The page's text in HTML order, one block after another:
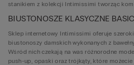
stanikiem z kolekcji Intimissimi tworząc
BIUSTONOSZE KLASYCZNE
Sklep internetowy Intimissimi oferuje
biustonoszy damskich wykonanych z
Wśród nich czekają na was różnorodne
push-up, opaski oraz trójkąty, które możecie